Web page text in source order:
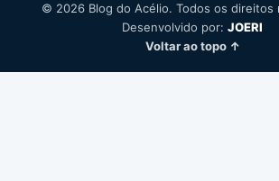
© 2026 Blog do Acélio. Todos os direitos
Desenvolvido por: JOERI
Voltar ao topo ↑